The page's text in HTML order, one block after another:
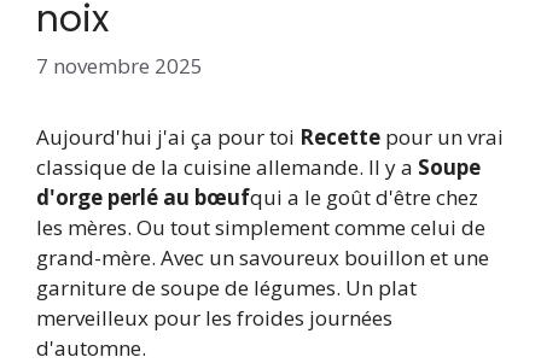
noix
7 novembre 2025
Aujourd'hui j'ai ça pour toi Recette pour un vrai
classique de la cuisine allemande. Il y a Soupe
d'orge perlé au bœufqui a le goût d'être chez
les mères. Ou tout simplement comme celui de
grand-mère. Avec un savoureux bouillon et une
garniture de soupe de légumes. Un plat
merveilleux pour les froides journées
d'automne.